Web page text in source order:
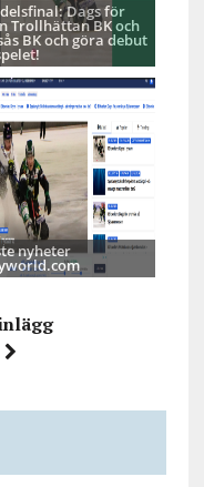
Dags för
Trollhättan BK och
BK och göra debut
nyheter